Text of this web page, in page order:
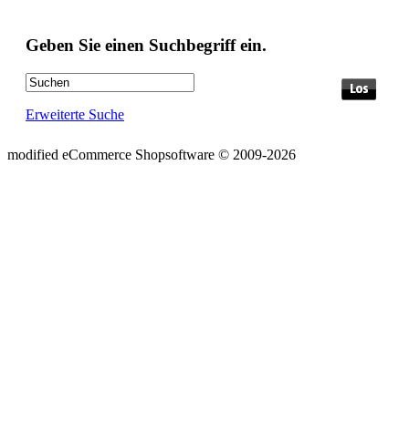
Geben Sie einen Suchbegriff ein.
Erweiterte Suche
modified eCommerce Shopsoftware © 2009-2026